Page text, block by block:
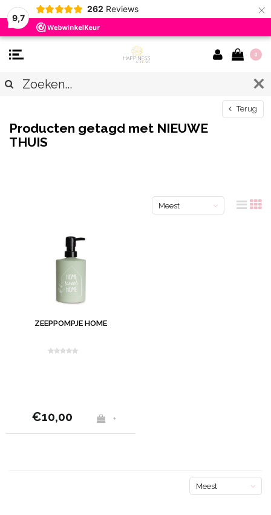
9,7
262 Reviews ×
0
Terug
Producten getagd met NIEUWE
THUIS
Meest
ZEEPPOMPJE HOME
€10,00 +
Meest